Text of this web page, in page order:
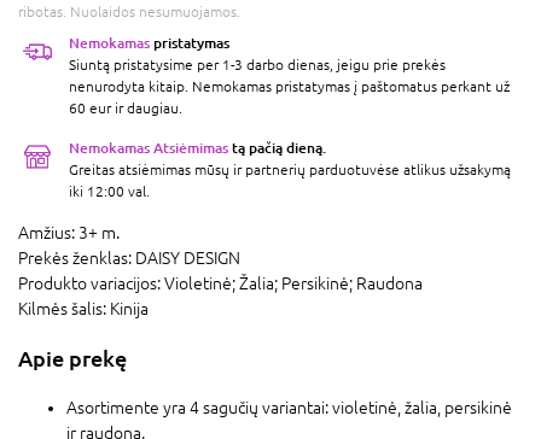
ribotas. Nuolaidos nesumuojamos.
Nemokamas pristatymas
Siuntą pristatysime per 1-3 darbo dienas, jeigu prie prekės
nenurodyta kitaip. Nemokamas pristatymas į paštomatus perkant už
60 eur ir daugiau.
Nemokamas Atsiėmimas tą pačią dieną.
Greitas atsiėmimas mūsų ir partnerių parduotuvėse atlikus užsakymą
iki 12:00 val.
Amžius: 3+ m.
Prekės ženklas: DAISY DESIGN
Produkto variacijos:Violetinė; Žalia; Persikinė; Raudona
Kilmės šalis: Kinija
Apie prekę
Asortimente yra 4 sagučių variantai: violetinė, žalia, persikinė
ir raudona.